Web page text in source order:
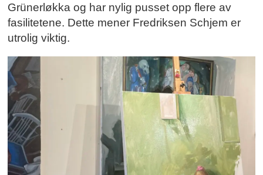
Grünerløkka og har nylig pusset opp flere av
fasilitetene. Dette mener Fredriksen Schjem er
utrolig viktig.